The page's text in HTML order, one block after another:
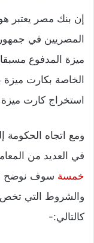
إن بنك مصر يعتبر
المصريين في
ميزة المدفوع
الخاصة بكارت
استخراج كارت
ومع اتجاه الحكومة
في العديد من
خمسة سوف نوضح
والشروط التي
كالتالي:-